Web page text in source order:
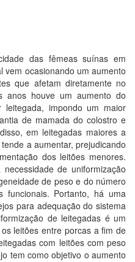
das fêmeas suínas em
vem ocasionando um aumento
que afetam diretamente no
anos houve um aumento do
impondo um maior
de mamada do colostro e
em leitegadas maiores a
a aumentar, prejudicando
dos leitões menores.
de uniformização
de peso e do número
Portanto, há uma
para adequação do sistema
de leitegadas é um
leitões entre porcas a fim de
com leitões com peso
tem como objetivo o aumento